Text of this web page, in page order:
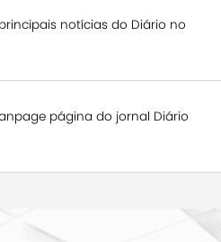
notícias do Diário no
página do jornal Diário